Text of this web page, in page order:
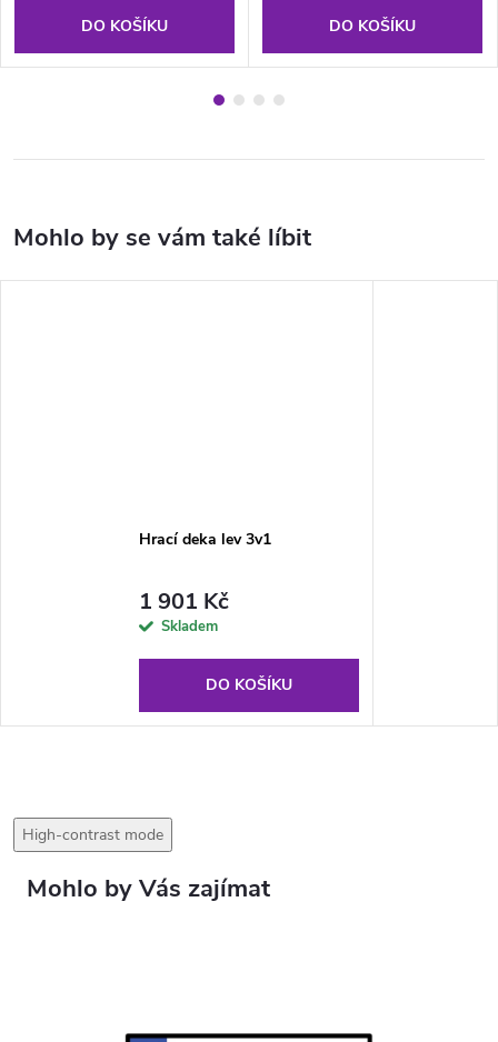
DO KOŠÍKU DO KOŠÍKU
Hrací deka lev 3v1
1 901 Kč
Skladem
DO KOŠÍKU
High-contrast mode